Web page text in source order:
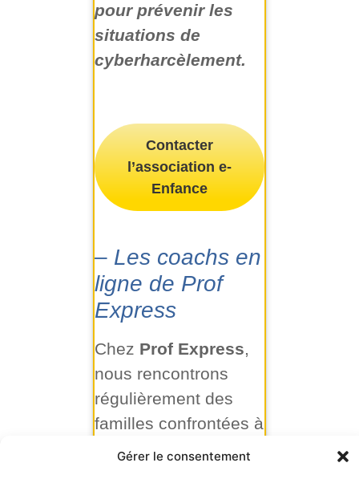
Gérer le consentement
pour prévenir les
situations de
cyberharcèlement.
Contacter
l’association e-
Enfance
– Les coachs en
ligne de Prof
Express
Chez Prof Express
nous rencontrons
régulièrement des
familles confrontées à
des situations liées